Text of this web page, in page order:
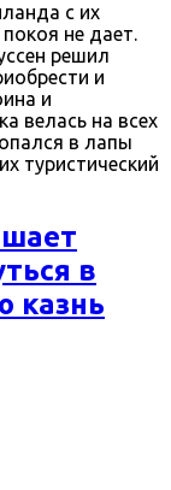
с их
не дает.
решил
и
и
велась на всех
в лапы
туристический
в
казнь